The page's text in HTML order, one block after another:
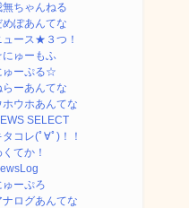
無ちゃんねる
めぽあんてな
ュース★３つ！
ゅーもふ
ゅーぷる☆
らーあんてな
ホウホあんてな
SELECT
タコレ(ﾟ∀ﾟ)！！
てか！
ゅーぷろ
ナログあんてな